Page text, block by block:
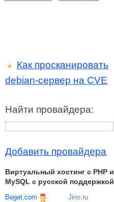
★
Как просканировать
debian-сервер на CVE
Найти провайдера:
Добавить провайдера
Виртуальный хостинг c PHP и
MySQL с русской поддержкой
Beget.com
Jino.ru